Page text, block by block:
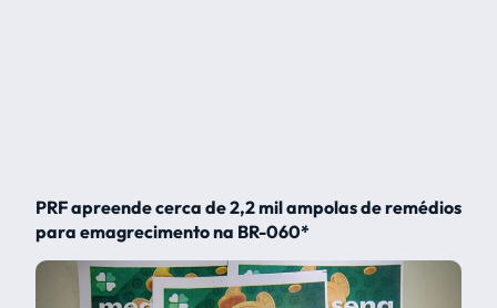
PRF apreende cerca de 2,2 mil ampolas de remédios
para emagrecimento na BR-060*